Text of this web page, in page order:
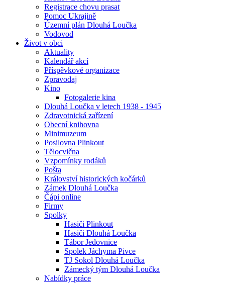
Registrace chovu prasat
Pomoc Ukrajině
Územní plán Dlouhá Loučka
Vodovod
Život v obci
Aktuality
Kalendář akcí
Příspěvkové organizace
Zpravodaj
Kino
Fotogalerie kina
Dlouhá Loučka v letech 1938 - 1945
Zdravotnická zařízení
Obecní knihovna
Minimuzeum
Posilovna Plinkout
Tělocvična
Vzpomínky rodáků
Pošta
Království historických kočárků
Zámek Dlouhá Loučka
Čápi online
Firmy
Spolky
Hasiči Plinkout
Hasiči Dlouhá Loučka
Tábor Jedovnice
Spolek Jáchyma Pivce
TJ Sokol Dlouhá Loučka
Zámecký tým Dlouhá Loučka
Nabídky práce